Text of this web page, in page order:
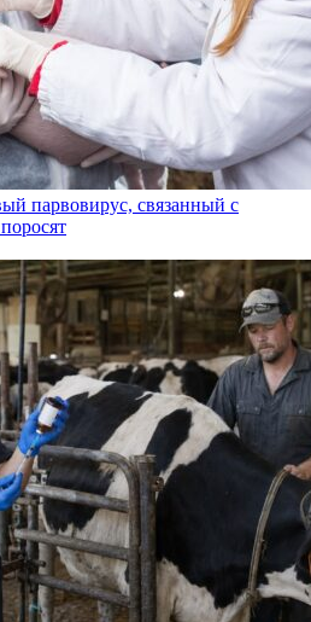
парвовирус, связанный с